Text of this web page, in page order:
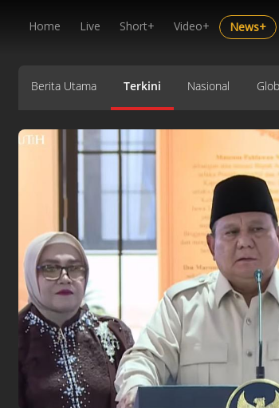
Home Live Short+ Video+ News+
Berita Utama Terkini Nasional